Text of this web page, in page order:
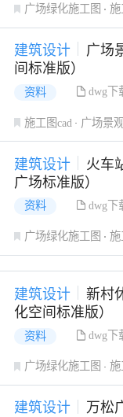
广场绿化施工图 施
建筑设计
广场
间标准版）
资料 dwg下
施工图cad 广场景
建筑设计
火车
广场标准版）
资料 dwg下
广场绿化施工图 施
建筑设计
新村
化空间标准版）
资料 dwg下
广场绿化施工图 施
建筑设计
万松